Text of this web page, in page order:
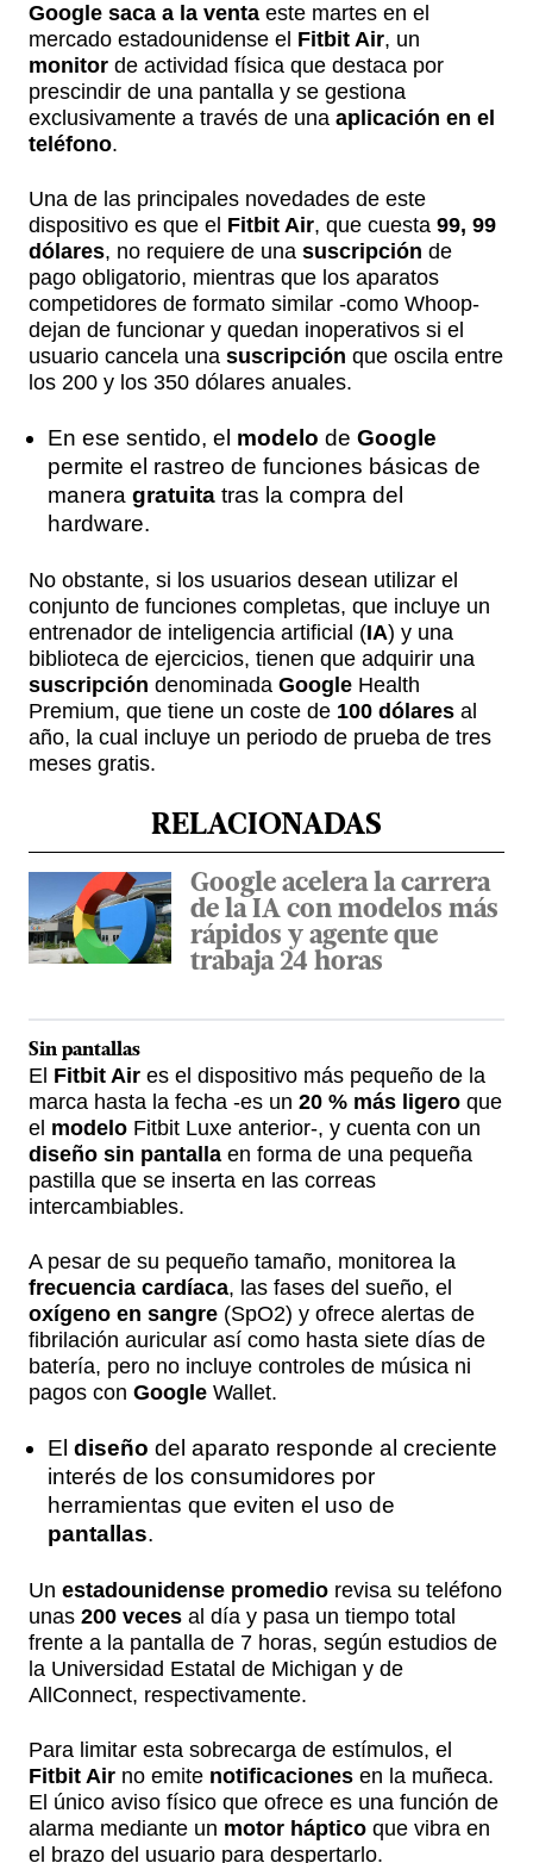
Google saca a la venta este martes en el
mercado estadounidense el Fitbit Air, un
monitor de actividad física que destaca por
prescindir de una pantalla y se gestiona
exclusivamente a través de una aplicación en el
teléfono.
Una de las principales novedades de este
dispositivo es que el Fitbit Air, que cuesta 99, 99
dólares, no requiere de una suscripción de
pago obligatorio, mientras que los aparatos
competidores de formato similar -como Whoop-
dejan de funcionar y quedan inoperativos si el
usuario cancela una suscripción que oscila entre
los 200 y los 350 dólares anuales.
En ese sentido, el modelo de Google
permite el rastreo de funciones básicas de
manera gratuita tras la compra del
hardware.
No obstante, si los usuarios desean utilizar el
conjunto de funciones completas, que incluye un
entrenador de inteligencia artificial (IA) y una
biblioteca de ejercicios, tienen que adquirir una
suscripción denominada Google Health
Premium, que tiene un coste de 100 dólares al
año, la cual incluye un periodo de prueba de tres
meses gratis.
RELACIONADAS
Google acelera la carrera
de la IA con modelos más
rápidos y agente que
trabaja 24 horas
Sin pantallas
El Fitbit Air es el dispositivo más pequeño de la
marca hasta la fecha -es un 20 % más ligero que
el modelo Fitbit Luxe anterior-, y cuenta con un
diseño sin pantalla en forma de una pequeña
pastilla que se inserta en las correas
intercambiables.
A pesar de su pequeño tamaño, monitorea la
frecuencia cardíaca, las fases del sueño, el
oxígeno en sangre (SpO2) y ofrece alertas de
fibrilación auricular así como hasta siete días de
batería, pero no incluye controles de música ni
pagos con Google Wallet.
El diseño del aparato responde al creciente
interés de los consumidores por
herramientas que eviten el uso de
pantallas.
Un estadounidense promedio revisa su teléfono
unas 200 veces al día y pasa un tiempo total
frente a la pantalla de 7 horas, según estudios de
la Universidad Estatal de Michigan y de
AllConnect, respectivamente.
Para limitar esta sobrecarga de estímulos, el
Fitbit Air no emite notificaciones en la muñeca.
El único aviso físico que ofrece es una función de
alarma mediante un motor háptico que vibra en
el brazo del usuario para despertarlo.